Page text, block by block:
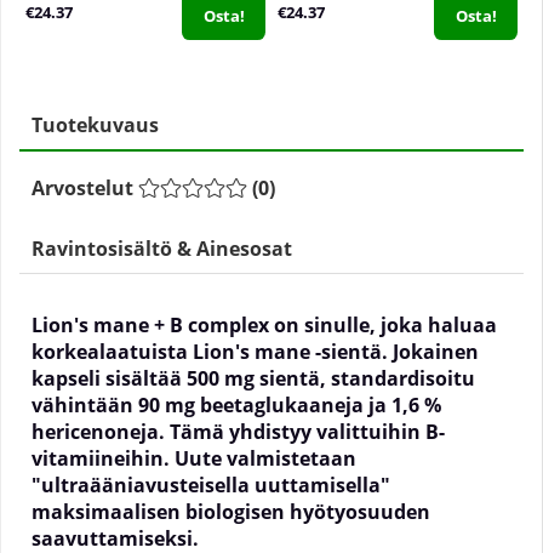
€24.37 Osta! €24.37 Osta!
Tuotekuvaus
Arvostelut (0)
Ravintosisältö & Ainesosat
Lion's mane + B complex on sinulle, joka haluaa
korkealaatuista Lion's mane -sientä. Jokainen
kapseli sisältää 500 mg sientä, standardisoitu
vähintään 90 mg beetaglukaaneja ja 1,6 %
hericenoneja. Tämä yhdistyy valittuihin B-
vitamiineihin. Uute valmistetaan
"ultraääniavusteisella uuttamisella"
maksimaalisen biologisen hyötyosuuden
saavuttamiseksi.